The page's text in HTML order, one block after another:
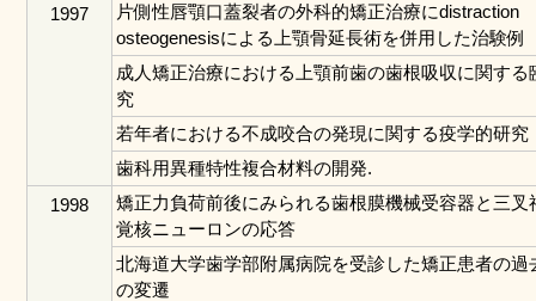
1997
片側性唇顎口蓋裂者の外科的矯正治療にdistraction
osteogenesisによる上顎骨延長術を併用した治験例
成人矯正治療における上顎前歯の歯根吸収に関する
究
若年者における不成咬合の発現に関する疫学的研究
歯科用異種特性複合材料の開発.
1998
矯正力負荷前後にみられる歯根膜機械受容器と三叉
覚核ニューロンの応答
北海道大学歯学部附属病院を受診した矯正患者の過
の変遷